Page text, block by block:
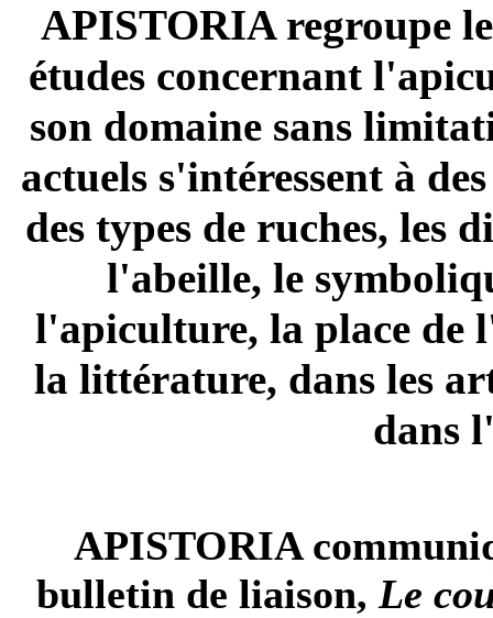
APISTORIA regroupe
études concernant
son domaine sans
actuels s'intéressent à
des types de ruches, les
l'abeille, le
l'apiculture, la place de
la littérature, dans les
dans
APISTORIA
bulletin de liaison, Le